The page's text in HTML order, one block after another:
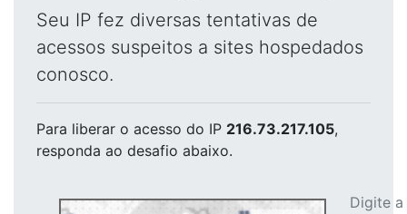
Seu IP fez diversas tentativas de
acessos suspeitos a sites hospedados
conosco.
Para liberar o acesso do IP 216.73.217.105,
responda ao desafio abaixo.
Digite